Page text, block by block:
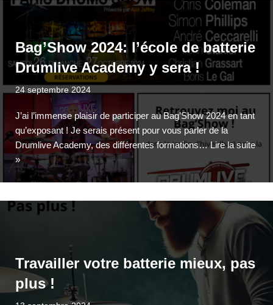
Bag’Show 2024: l’école de batterie
Drumlive Academy y sera !
24 septembre 2024
J’ai l’immense plaisir de participer au Bag’Show 2024 en tant
qu’exposant ! Je serais présent pour vous parler de la
Drumlive Academy, des différentes formations…Lire la suite
»
Travailler votre batterie mieux, pas
plus !